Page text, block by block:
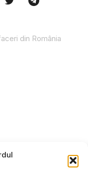
din România